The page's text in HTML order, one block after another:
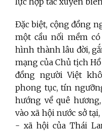
Đặc biệt, cộng đồng
một cầu nối mềm
hình thành lâu đời,
mạng của Chủ tịch
đồng người Việt
phong tục, tín
hướng về quê
vào xã hội nước sở
- xã hội của Thái